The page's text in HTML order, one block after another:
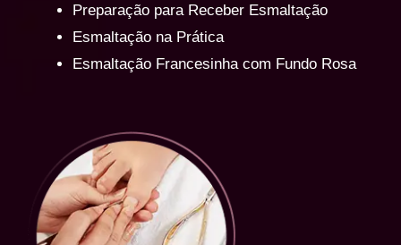
Preparação para Receber Esmaltação
Esmaltação na Prática
Esmaltação Francesinha com Fundo Rosa